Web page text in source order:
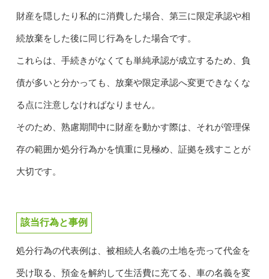
財産を隠したり私的に消費した場合、第三に限定承認や相
続放棄をした後に同じ行為をした場合です。
これらは、手続きがなくても単純承認が成立するため、負
債が多いと分かっても、放棄や限定承認へ変更できなくな
る点に注意しなければなりません。
そのため、熟慮期間中に財産を動かす際は、それが管理保
存の範囲か処分行為かを慎重に見極め、証拠を残すことが
大切です。
該当行為と事例
処分行為の代表例は、被相続人名義の土地を売って代金を
受け取る、預金を解約して生活費に充てる、車の名義を変